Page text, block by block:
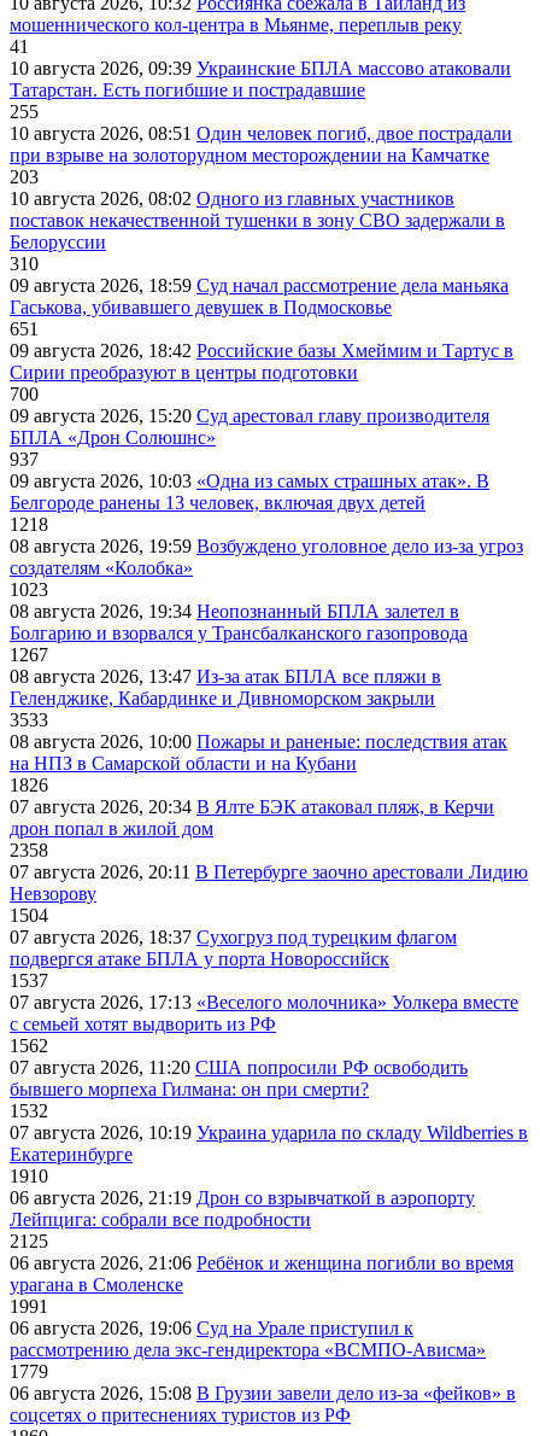
мошеннического кол-центра в Мьянме, переплыв реку
41
10 августа 2026, 09:39 Украинские БПЛА массово атаковали
Татарстан. Есть погибшие и пострадавшие
255
10 августа 2026, 08:51 Один человек погиб, двое пострадали
при взрыве на золоторудном месторождении на Камчатке
203
10 августа 2026, 08:02 Одного из главных участников
поставок некачественной тушенки в зону СВО задержали в
Белоруссии
310
09 августа 2026, 18:59 Суд начал рассмотрение дела маньяка
Гаськова, убивавшего девушек в Подмосковье
651
09 августа 2026, 18:42 Российские базы Хмеймим и Тартус в
Сирии преобразуют в центры подготовки
700
09 августа 2026, 15:20 Суд арестовал главу производителя
БПЛА «Дрон Солюшнс»
937
09 августа 2026, 10:03 «Одна из самых страшных атак». В
Белгороде ранены 13 человек, включая двух детей
1218
08 августа 2026, 19:59 Возбуждено уголовное дело из-за угроз
создателям «Колобка»
1023
08 августа 2026, 19:34 Неопознанный БПЛА залетел в
Болгарию и взорвался у Трансбалканского газопровода
1267
08 августа 2026, 13:47 Из-за атак БПЛА все пляжи в
Геленджике, Кабардинке и Дивноморском закрыли
3533
08 августа 2026, 10:00 Пожары и раненые: последствия атак
на НПЗ в Самарской области и на Кубани
1826
07 августа 2026, 20:34 В Ялте БЭК атаковал пляж, в Керчи
дрон попал в жилой дом
2358
07 августа 2026, 20:11 В Петербурге заочно арестовали Лидию
Невзорову
1504
07 августа 2026, 18:37 Сухогруз под турецким флагом
подвергся атаке БПЛА у порта Новороссийск
1537
07 августа 2026, 17:13 «Веселого молочника» Уолкера вместе
с семьей хотят выдворить из РФ
1562
07 августа 2026, 11:20 США попросили РФ освободить
бывшего морпеха Гилмана: он при смерти?
1532
07 августа 2026, 10:19 Украина ударила по складу Wildberries в
Екатеринбурге
1910
06 августа 2026, 21:19 Дрон со взрывчаткой в аэропорту
Лейпцига: собрали все подробности
2125
06 августа 2026, 21:06 Ребёнок и женщина погибли во время
урагана в Смоленске
1991
06 августа 2026, 19:06 Суд на Урале приступил к
рассмотрению дела экс-гендиректора «ВСМПО-Ависма»
1779
06 августа 2026, 15:08 В Грузии завели дело из-за «фейков» в
соцсетях о притеснениях туристов из РФ